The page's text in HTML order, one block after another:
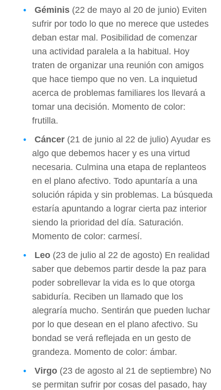
Géminis (22 de mayo al 20 de junio) Eviten
sufrir por todo lo que no merece que ustedes
deban estar mal. Posibilidad de comenzar
una actividad paralela a la habitual. Hoy
traten de organizar una reunión con amigos
que hace tiempo que no ven. La inquietud
acerca de problemas familiares los llevará a
tomar una decisión. Momento de color:
frutilla.
Cáncer (21 de junio al 22 de julio) Ayudar es
algo que debemos hacer y es una virtud
necesaria. Culmina una etapa de replanteos
en el plano afectivo. Todo apuntaría a una
solución rápida y sin problemas. La búsqueda
estaría apuntando a lograr cierta paz interior
siendo la prioridad del día. Saturación.
Momento de color: carmesí.
Leo (23 de julio al 22 de agosto) En realidad
saber que debemos partir desde la paz para
poder sobrellevar la vida es lo que otorga
sabiduría. Reciben un llamado que los
alegraría mucho. Sentirán que pueden luchar
por lo que desean en el plano afectivo. Su
bondad se verá reflejada en un gesto de
grandeza. Momento de color: ámbar.
Virgo (23 de agosto al 21 de septiembre) No
se permitan sufrir por cosas del pasado, hay